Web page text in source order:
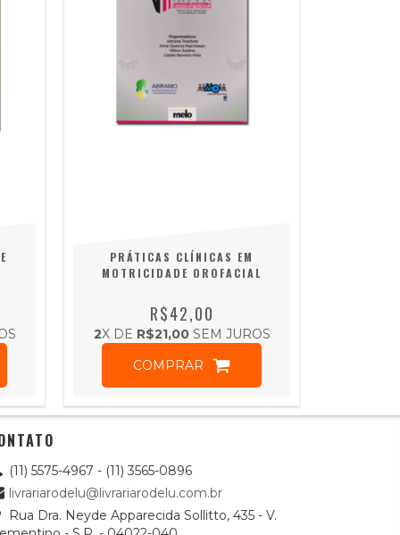
PRÁTICAS CLÍNICAS EM
MOTRICIDADE OROFACIAL
R$42,00
2X DE R$21,00SEM JUROS
COMPRAR
(11) 5575-4967 - (11) 3565-0896
livrariarodelu@livrariarodelu.com.br
Rua Dra. Neyde Apparecida Sollitto, 435 - V.